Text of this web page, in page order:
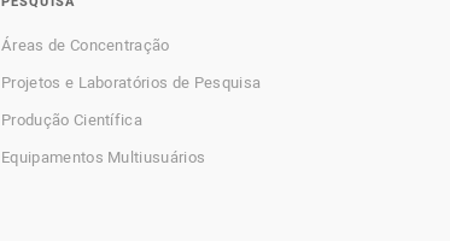
Áreas de Concentração
Projetos e Laboratórios de Pesquisa
Produção Científica
Equipamentos Multiusuários